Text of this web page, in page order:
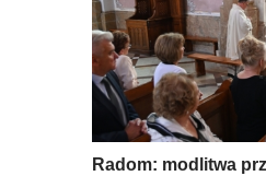
Radom: modlitwa